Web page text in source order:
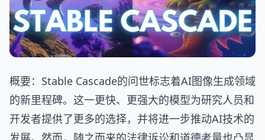
概要：Stable Cascade的问世标志着AI图像生成领域
的新里程碑。这一更快、更强大的模型为研究人员和
开发者提供了更多的选择，并将进一步推动AI技术的